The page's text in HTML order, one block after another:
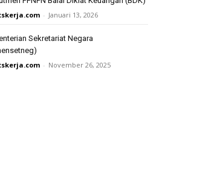
- Januari 13, 2026
Sekretariat Negara
- November 26, 2025